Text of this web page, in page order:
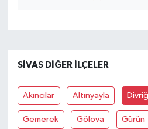
SIVAS DIĞER İLÇELER
Akıncılar Altınyayla
Gemerek Gölova Gürün
MAGAZİN
MANŞET
Manyas